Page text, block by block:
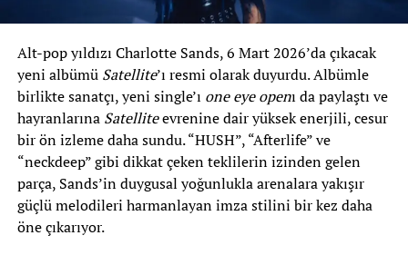
Alt-pop yıldızı Charlotte Sands, 6 Mart 2026’da çıkacak
yeni albümü Satellite’ı resmi olarak duyurdu. Albümle
birlikte sanatçı, yeni single’ı one eye openı da paylaştı ve
hayranlarına Satelliteevrenine dair yüksek enerjili, cesur
bir ön izleme daha sundu. “HUSH”, “Afterlife” ve
“neckdeep” gibi dikkat çeken teklilerin izinden gelen
parça, Sands’in duygusal yoğunlukla arenalara yakışır
güçlü melodileri harmanlayan imza stilini bir kez daha
öne çıkarıyor.